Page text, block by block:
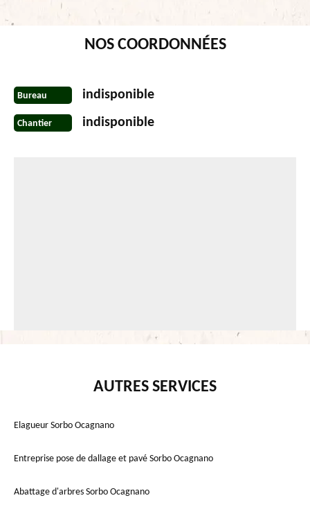
NOS COORDONNÉES
Bureau indisponible
Chantier indisponible
AUTRES SERVICES
Elagueur Sorbo Ocagnano
Entreprise pose de dallage et pavé Sorbo Ocagnano
Abattage d'arbres Sorbo Ocagnano